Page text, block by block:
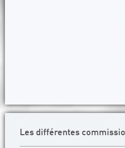
Les différentes